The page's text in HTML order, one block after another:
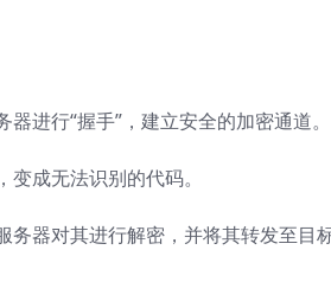
进行“握手”，建立安全的加密通道。
成无法识别的代码。
务器对其进行解密，并将其转发至目